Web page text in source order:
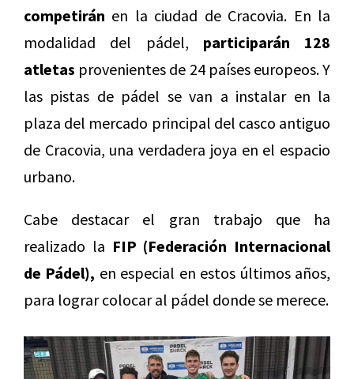
competirán en la ciudad de Cracovia. En la
modalidad del pádel, participarán 128
atletas provenientes de 24 países europeos. Y
las pistas de pádel se van a instalar en la
plaza del mercado principal del casco antiguo
de Cracovia, una verdadera joya en el espacio
urbano.
Cabe destacar el gran trabajo que ha
realizado la FIP (Federación Internacional
de Pádel), en especial en estos últimos años,
para lograr colocar al pádel donde se merece.